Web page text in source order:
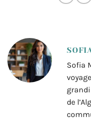
Sofia
de